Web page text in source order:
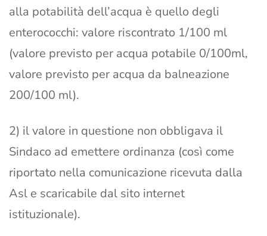
alla potabilità dell’acqua è quello degli
enterococchi: valore riscontrato 1/100 ml
(valore previsto per acqua potabile 0/100ml,
valore previsto per acqua da balneazione
200/100 ml).
2) il valore in questione non obbligava il
Sindaco ad emettere ordinanza (così come
riportato nella comunicazione ricevuta dalla
Asl e scaricabile dal sito internet
istituzionale).